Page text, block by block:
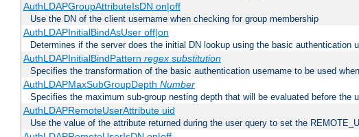
AuthLDAPGroupAttributeIsDN on|off
Use the DN of the client username when checking for group membership
AuthLDAPInitialBindAsUser off|on
Determines if the server does the initial DN lookup using the basic
AuthLDAPInitialBindPattern regex substitution
Specifies the transformation of the basic authentication username to be used
AuthLDAPMaxSubGroupDepth Number
Specifies the maximum sub-group nesting depth that will be evaluated before the
AuthLDAPRemoteUserAttribute uid
Use the value of the attribute returned during the user query to set the